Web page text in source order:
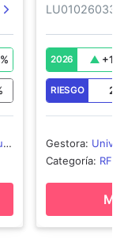
% 2026 +
RIESGO 2
Gestora:
SA
Categoría: RF